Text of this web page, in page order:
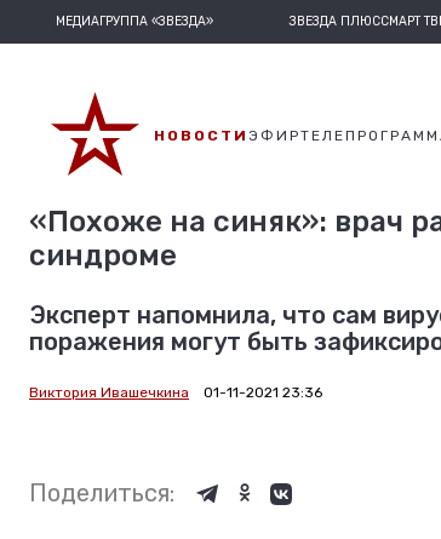
МЕДИАГРУППА «ЗВЕЗДА» ЗВЕЗДА ПЛЮССМАРТ ТВ
НОВОСТИ ЭФИР
«Похоже на синяк»: врач
синдроме
Эксперт напомнила, что сам
поражения могут быть
Виктория Ивашечкина 01-11-2021 23:36
Поделиться: